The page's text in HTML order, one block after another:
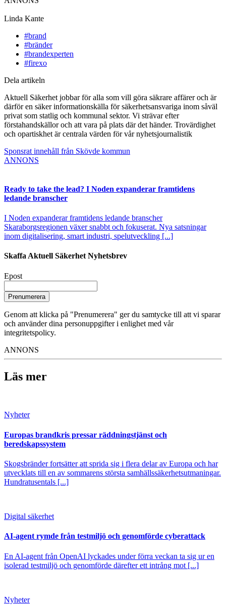
Linda Kante
#brand
#bränder
#brandexperten
#firexo
Dela artikeln
Aktuell Säkerhet jobbar för alla som vill göra säkrare affärer och är
därför en säker informationskälla för säkerhetsansvariga inom såväl
privat som statlig och kommunal sektor. Vi strävar efter
förstahandskällor och att vara på plats där det händer. Trovärdighet
och opartiskhet är centrala värden för vår nyhetsjournalistik
Sponsrat innehåll från Skövde kommun
ANNONS
Ready to take the lead? I Noden expanderar framtidens
ledande branscher
I Noden expanderar framtidens ledande branscher
Skaraborgsregionen växer snabbt och fokuserat. Nya satsningar
inom digitalisering, smart industri, spelutveckling [...]
Skaffa Aktuell Säkerhet Nyhetsbrev
Epost
Prenumerera
Genom att klicka på "Prenumerera" ger du samtycke till att vi sparar
och använder dina personuppgifter i enlighet med vår
integritetspolicy.
ANNONS
Läs mer
Nyheter
Europas brandkris pressar räddningstjänst och
beredskapssystem
Skogsbränder fortsätter att sprida sig i flera delar av Europa och har
utvecklats till en av sommarens största samhällssäkerhetsutmaningar.
Hundratusentals [...]
Digital säkerhet
AI-agent rymde från testmiljö och genomförde cyberattack
En AI-agent från OpenAI lyckades under förra veckan ta sig ur en
isolerad testmiljö och genomförde därefter ett intrång mot [...]
Nyheter